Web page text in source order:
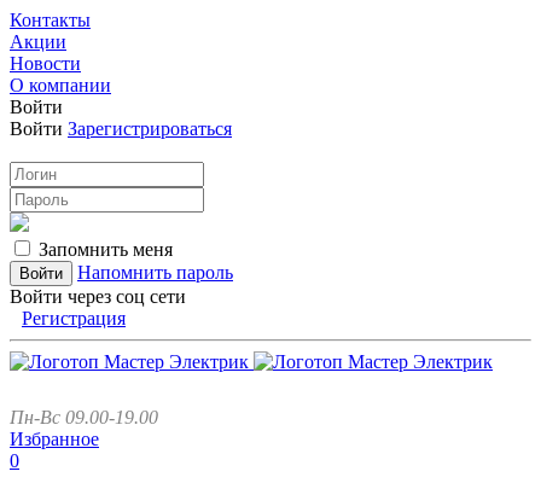
Контакты
Акции
Новости
О компании
Войти
Войти Зарегистрироваться
Запомнить меня
Напомнить пароль
Войти через соц сети
Регистрация
Пн-Вс 09.00-19.00
Избранное
0